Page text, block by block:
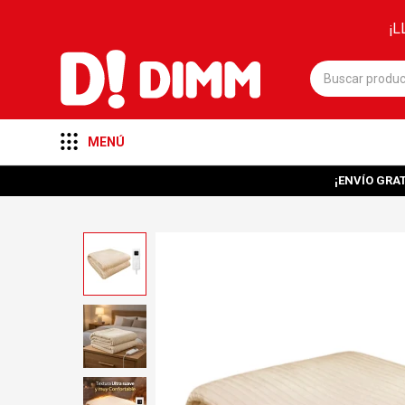
MENÚ
¡ENVÍO